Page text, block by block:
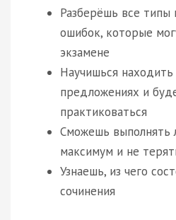
Разберёшь все типы
ошибок, которые
экзамене
Научишься
предложениях и
практиковаться
Сможешь выполнять
максимум и не
Узнаешь, из чего
сочинения